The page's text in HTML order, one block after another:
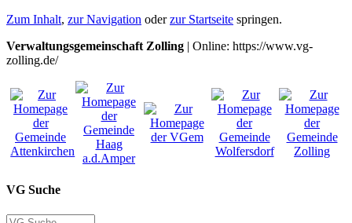
Zum Inhalt, zur Navigation oderzur Startseite springen.
Verwaltungsgemeinschaft Zolling | Online: https://www.vg-
zolling.de/
VG Suche